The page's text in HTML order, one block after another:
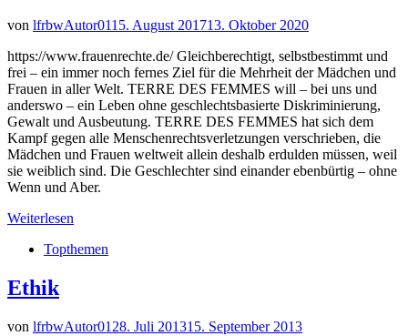
von lfrbwAutor0115. August 201713. Oktober 2020
https://www.frauenrechte.de/ Gleichberechtigt, selbstbestimmt und
frei – ein immer noch fernes Ziel für die Mehrheit der Mädchen und
Frauen in aller Welt. TERRE DES FEMMES will – bei uns und
anderswo – ein Leben ohne geschlechtsbasierte Diskriminierung,
Gewalt und Ausbeutung. TERRE DES FEMMES hat sich dem
Kampf gegen alle Menschenrechtsverletzungen verschrieben, die
Mädchen und Frauen weltweit allein deshalb erdulden müssen, weil
sie weiblich sind. Die Geschlechter sind einander ebenbürtig – ohne
Wenn und Aber.
Weiterlesen
Topthemen
Ethik
von lfrbwAutor01 28. Juli 201315. September 2013